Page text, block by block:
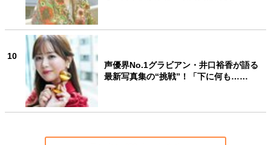
10
声優界No.1グラビアン・井口裕香が語る
最新写真集の“挑戦”！「下に何も……